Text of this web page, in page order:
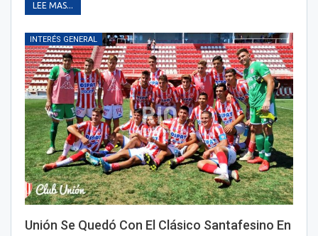
LEE MAS...
INTERÉS GENERAL
Unión Se Quedó Con El Clásico Santafesino En